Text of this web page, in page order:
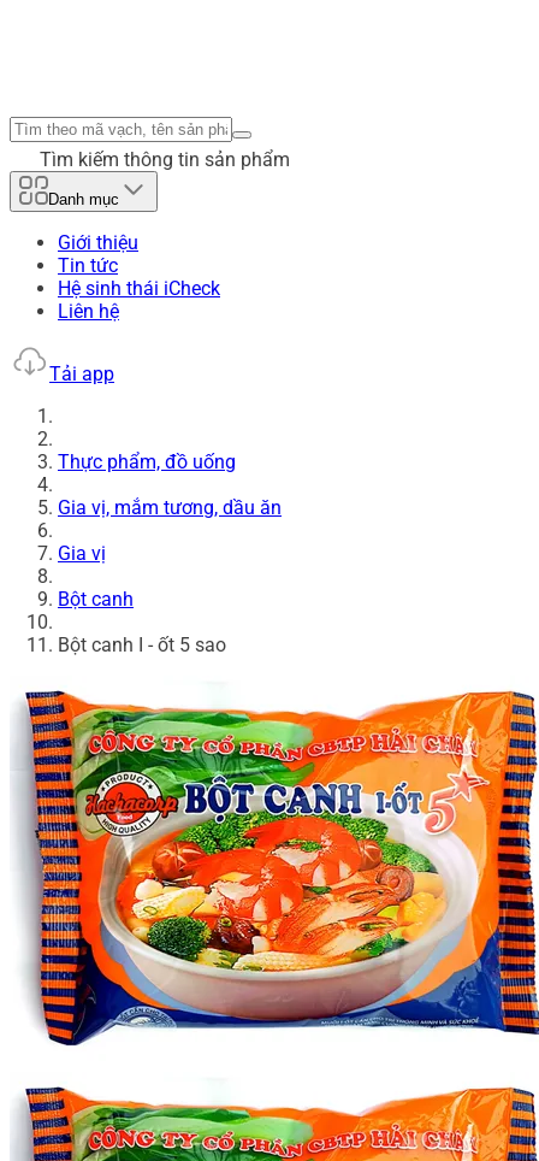
Tìm kiếm thông tin sản phẩm
Danh mục
Giới thiệu
Tin tức
Hệ sinh thái iCheck
Liên hệ
Tải app
Thực phẩm, đồ uống
Gia vị, mắm tương, dầu ăn
Gia vị
Bột canh
Bột canh I - ốt 5 sao